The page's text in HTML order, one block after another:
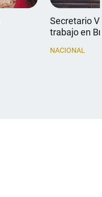
Secretario
trabajo en
NACIONAL